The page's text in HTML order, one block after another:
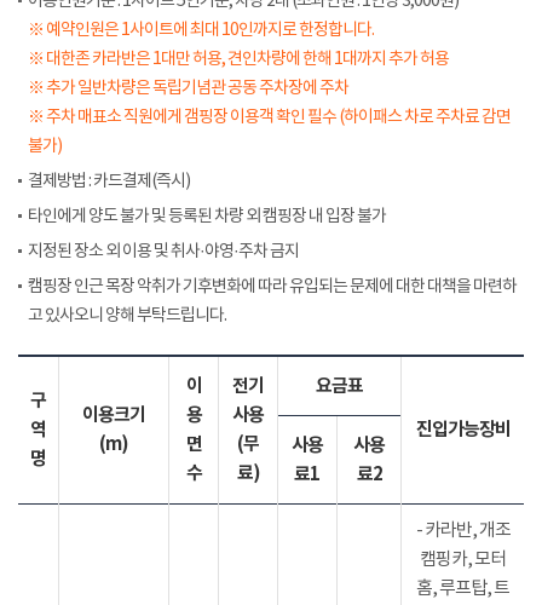
※ 예약인원은 1사이트에 최대 10인까지로 한정합니다.
※ 대한존 카라반은 1대만 허용, 견인차량에 한해 1대까지 추가 허용
※ 추가 일반차량은 독립기념관 공동 주차장에 주차
※ 주차 매표소 직원에게 갬핑장 이용객 확인 필수 (하이패스 차로 주차료 감면
불가)
결제방법 : 카드결제(즉시)
타인에게 양도 불가 및 등록된 차량 외 캠핑장 내 입장 불가
지정된 장소 외 이용 및 취사·야영·주차 금지
캠핑장 인근 목장 악취가 기후변화에 따라 유입되는 문제에 대한 대책을 마련하
고 있사오니 양해 부탁드립니다.
구
역
명
이용크기
(m)
이
용
면
수
전기
사용
(무
료)
요금표
진입가능장비
사용
료1
사용
료2
- 카라반, 개조
캠핑카, 모터
홈, 루프탑, 트